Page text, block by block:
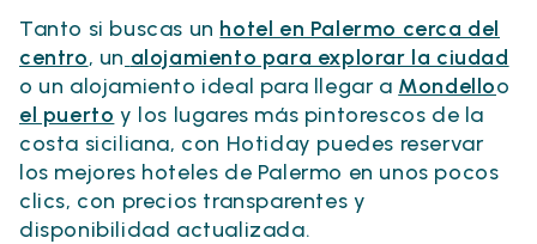
Tanto si buscas un hotel en Palermo cerca del
centro, un alojamiento para explorar la ciudad
o un alojamiento ideal para llegar a Mondelloo
el puerto y los lugares más pintorescos de la
costa siciliana, con Hotiday puedes reservar
los mejores hoteles de Palermo en unos pocos
clics, con precios transparentes y
disponibilidad actualizada.